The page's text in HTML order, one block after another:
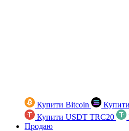
Купити Bitcoin
Купити USDT TRC20
Продаю